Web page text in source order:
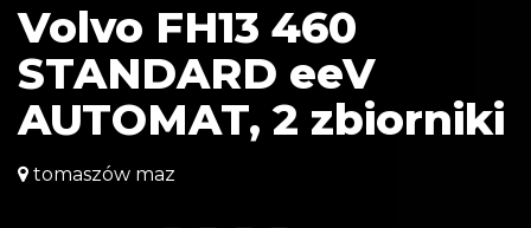
Volvo FH13 460
STANDARD eeV
AUTOMAT, 2 zbiorniki
tomaszów maz